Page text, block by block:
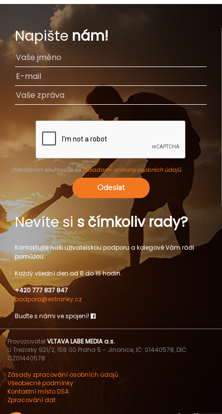
Napište nám!
Odesláním souhlasíte seZásadami ochrany osobních údajů.
Odeslat
Nevíte si s čímkoliv rady?
Kontaktujte naši uživatelskou podporu a kolegové Vám rádi
pomůžou.
Každý všední den od 8 do 16 hodin.
+420 777 837 847
podpora@estranky.cz
Buďte s námi ve spojení!
Provozovatel VLTAVA LABE MEDIA a.s.
U Trezorky 921/2, 158 00 Praha 5 - Jinonice, IČ: 01440578, DIČ:
CZ01440578
Zásady zpracování osobních údajů
Všeobecné podmínky
Kontaktní místo DSA
Zpracování dat